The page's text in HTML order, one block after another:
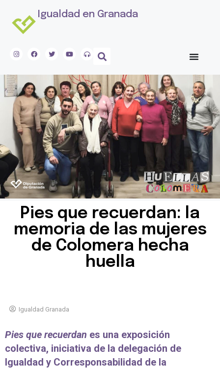
Igualdad en Granada
Pies que recuerdan: la
memoria de las mujeres
de Colomera hecha
huella
Igualdad Granada
Pies que recuerdan es una exposición
colectiva, iniciativa de la delegación de
Igualdad y Corresponsabilidad de la